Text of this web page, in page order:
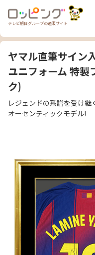
テレビ朝日グループの通販サイト
ヤマル直筆サイン
ユニフォーム 特製
ク)
レジェンドの系譜を受け
オーセンティックモデル!